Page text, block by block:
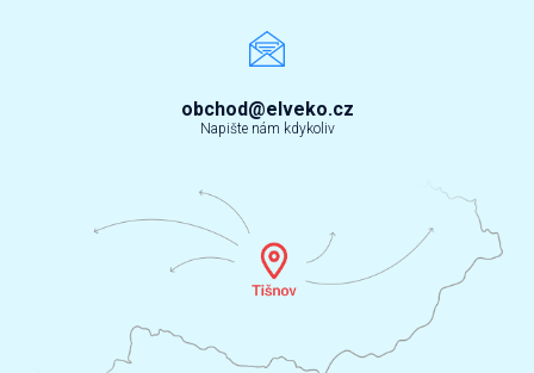
obchod@elveko.cz
Napište nám kdykoliv